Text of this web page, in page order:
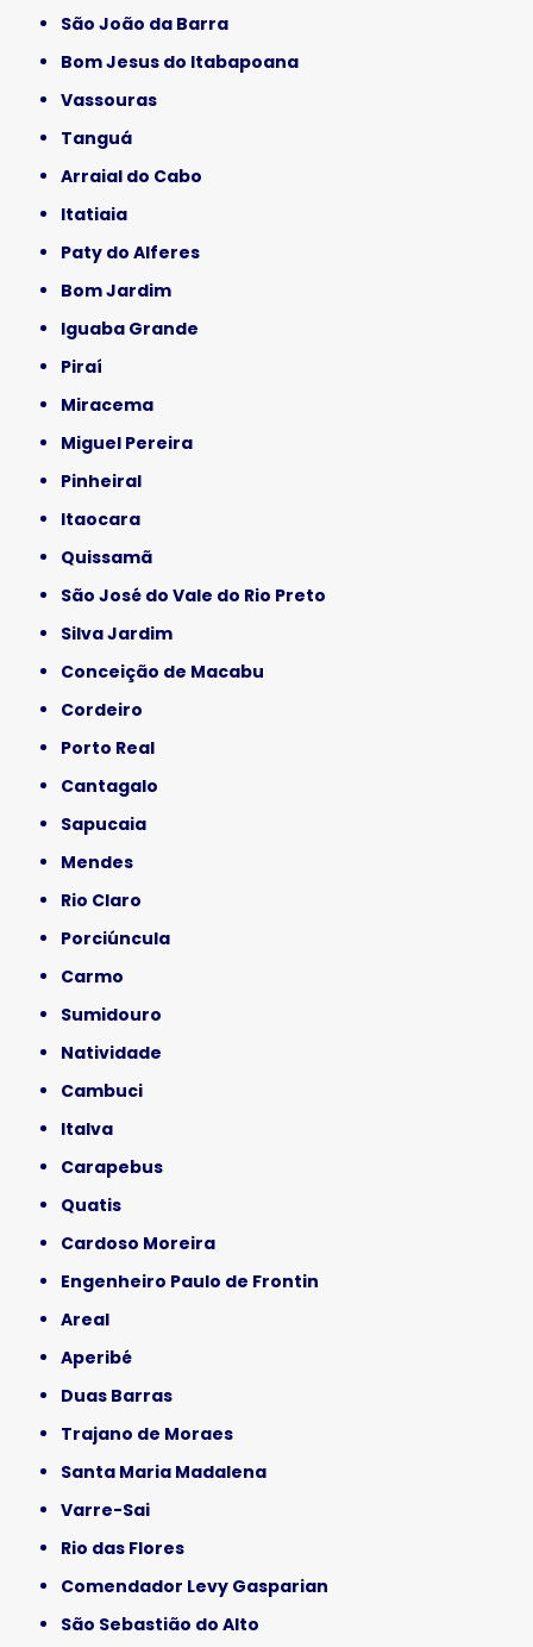
São João da Barra
Bom Jesus do Itabapoana
Vassouras
Tanguá
Arraial do Cabo
Itatiaia
Paty do Alferes
Bom Jardim
Iguaba Grande
Piraí
Miracema
Miguel Pereira
Pinheiral
Itaocara
Quissamã
São José do Vale do Rio Preto
Silva Jardim
Conceição de Macabu
Cordeiro
Porto Real
Cantagalo
Sapucaia
Mendes
Rio Claro
Porciúncula
Carmo
Sumidouro
Natividade
Cambuci
Italva
Carapebus
Quatis
Cardoso Moreira
Engenheiro Paulo de Frontin
Areal
Aperibé
Duas Barras
Trajano de Moraes
Santa Maria Madalena
Varre-Sai
Rio das Flores
Comendador Levy Gasparian
São Sebastião do Alto